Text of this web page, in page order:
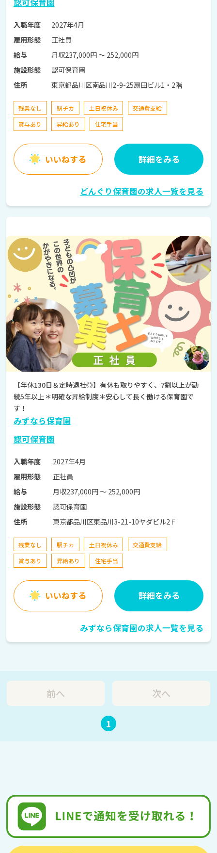
認可保育園
入職年度
2027年4月
雇用形態
正社員
給与
月収237,000円 〜 252,000円
施設形態
認可保育園
住所
東京都品川区南品川2-9-25扇田ビル1・2階
残業なし 駅チカ 土日祝休み
交通費支給
賞与あり
昇給あり 住宅手当
いいねする 詳細をみる
どんぐり保育園の求人一覧を見る
【年休130日＆定時退社◎】有休も取りやすく、7割以上が勤
続5年以上＊明確な昇給制度＊安心して長く働ける保育園で
す！
みずなら保育園
認可保育園
入職年度
2027年4月
雇用形態
正社員
給与
月収237,000円 〜 252,000円
施設形態
認可保育園
住所
東京都品川区東品川3-21-10ヤダビル2Ｆ
残業なし 駅チカ 土日祝休み
交通費支給
賞与あり
昇給あり 住宅手当
いいねする 詳細をみる
みずなら保育園の求人一覧を見る
前へ
1
次へ